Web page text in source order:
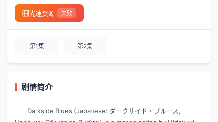
光速资源 失败
第1集 第2集
剧情简介
Darkside Blues (Japanese: ダークサイド・ブルース,